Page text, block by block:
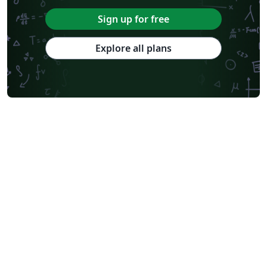
Sign up for free
Explore all plans